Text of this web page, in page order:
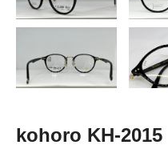
kohoro KH-2015